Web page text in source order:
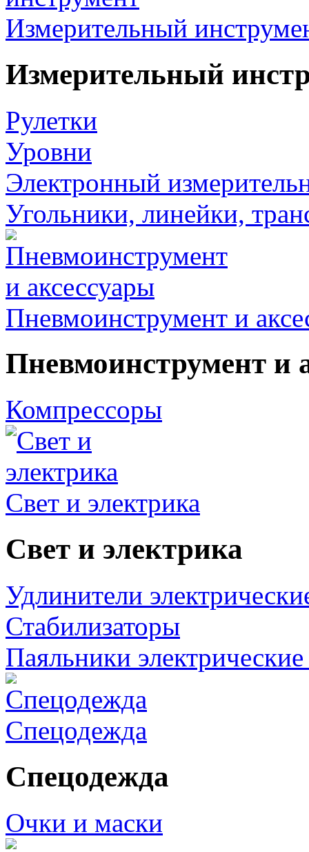
Измерительный
Измерительный
Рулетки
Уровни
Электронный
Угольники, линейки,
Пневмоинструмент и
Пневмоинструмент и
Компрессоры
Свет и электрика
Свет и электрика
Удлинители
Стабилизаторы
Паяльники
Спецодежда
Спецодежда
Очки и маски